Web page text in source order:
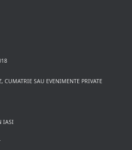
CUMATRIE SAU EVENIMENTE PRIVATE
IASI